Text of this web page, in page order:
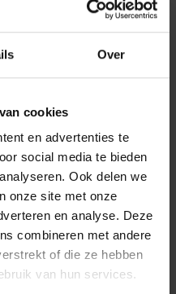
Over
cookies
en advertenties te
social media te bieden
Ook delen we
onze site met onze
en analyse. Deze
combineren met andere
of die ze hebben
van hun services.
D&B Point Source |
prijzen